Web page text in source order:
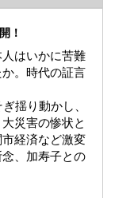
！
はいかに苦難
。時代の証言
揺り動かし、
災害の惨状と
経済など激変
、加寿子との